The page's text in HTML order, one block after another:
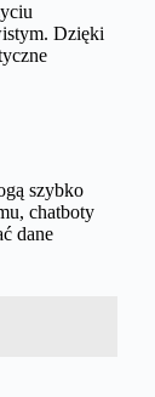
Dzięki
szybko
chatboty
dane